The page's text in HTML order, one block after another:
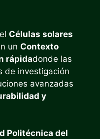
Células solares
un Contexto
rápidadonde las
de investigación
avanzadas
y
Politécnica del